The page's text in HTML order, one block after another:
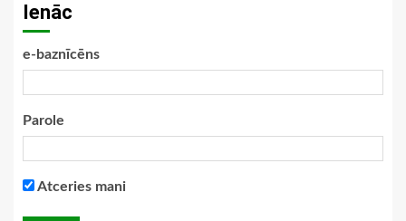
Ienāc
e-baznīcēns
Parole
Atceries mani